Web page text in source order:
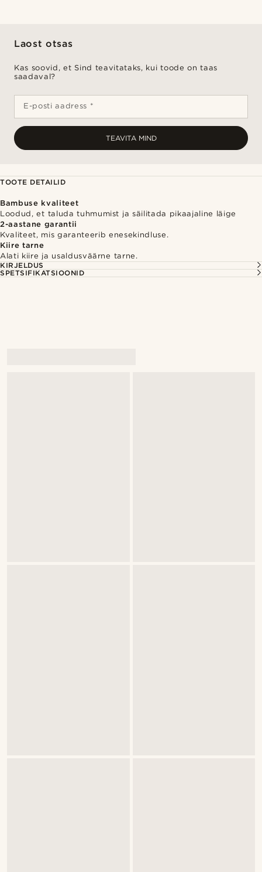
Laost otsas
Kas soovid, et Sind teavitataks, kui toode on taas
saadaval?
E-posti aadress *
TEAVITA MIND
TOOTE DETAILID
Bambuse kvaliteet
Loodud, et taluda tuhmumist ja säilitada pikaajaline läige
2-aastane garantii
Kvaliteet, mis garanteerib enesekindluse.
Kiire tarne
Alati kiire ja usaldusväärne tarne.
KIRJELDUS
SPETSIFIKATSIOONID